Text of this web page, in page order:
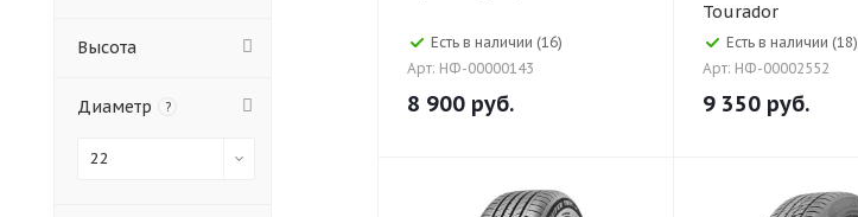
Есть в наличии (16)
Арт: НФ-00000143
8 900 руб.
Tourador
Есть в наличии (18)
Арт: НФ-00002552
9 350 руб.
Высота
Диаметр ?
22